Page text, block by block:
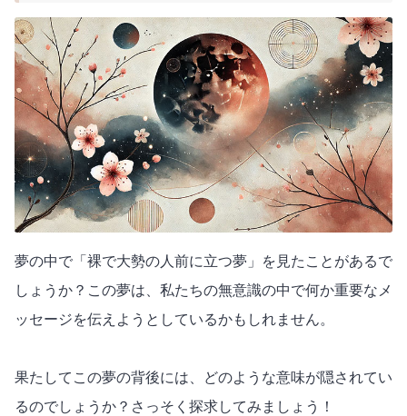
夢の中で「裸で大勢の人前に立つ夢」を見たことがあるで
しょうか？この夢は、私たちの無意識の中で何か重要なメ
ッセージを伝えようとしているかもしれません。
果たしてこの夢の背後には、どのような意味が隠されてい
るのでしょうか？さっそく探求してみましょう！